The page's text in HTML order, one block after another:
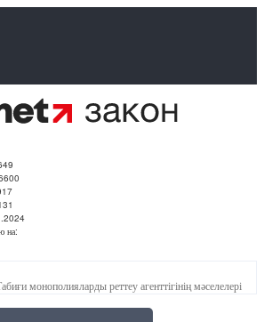
на:
монополияларды реттеу агенттігінің мәселелері